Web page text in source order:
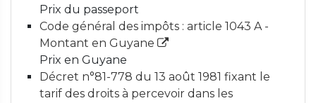
Prix du passeport
Code général des impôts : article 1043 A -
Montant en Guyane
Prix en Guyane
Décret n°81-778 du 13 août 1981 fixant le
tarif des droits à percevoir dans les